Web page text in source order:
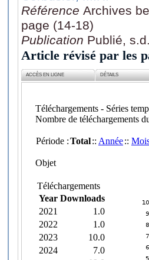
Référence Archives
page (14-18)
Publication Publié, s.d.
Article révisé par les
ACCÈS EN LIGNE DÉTAILS